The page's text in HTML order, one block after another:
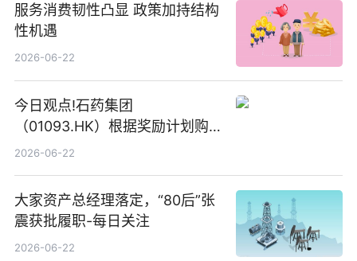
服务消费韧性凸显 政策加持结构
性机遇
2026-06-22
今日观点!石药集团
（01093.HK）根据奖励计划购
回580万股
2026-06-22
大家资产总经理落定，“80后”张
震获批履职-每日关注
2026-06-22